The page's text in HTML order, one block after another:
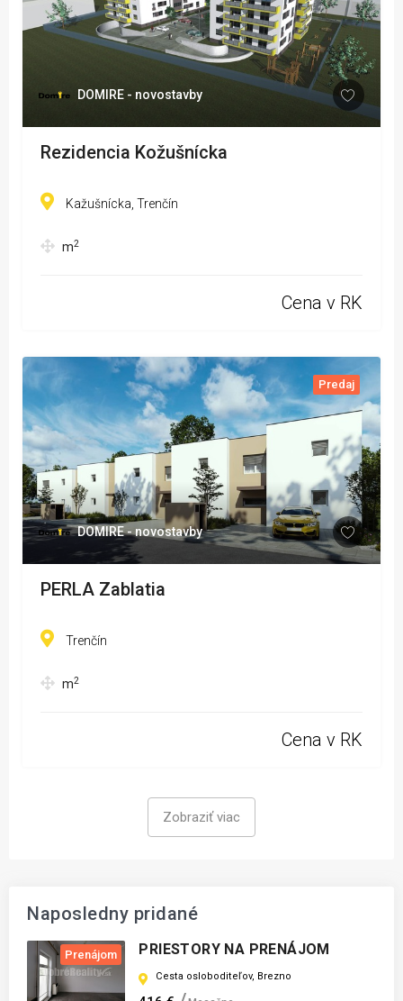
DOMIRE - novostavby
Rezidencia Kožušnícka
Kažušnícka, Trenčín
m2
Cena v RK
Predaj
DOMIRE - novostavby
PERLA Zablatia
Trenčín
m2
Cena v RK
Zobraziť viac
Naposledny pridané
Prenájom PRIESTORY NA PRENÁJOM
Cesta osloboditeľov, Brezno